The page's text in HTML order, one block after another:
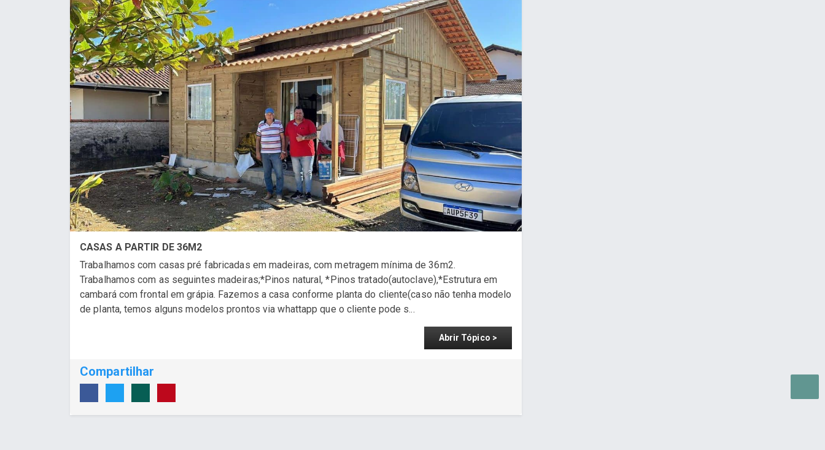
CASAS A PARTIR DE 36M2
Trabalhamos com casas pré fabricadas em madeiras, com metragem mínima de 36m2.
Trabalhamos com as seguintes madeiras;*Pinos natural, *Pinos tratado(autoclave),*Estrutura em
cambará com frontal em grápia. Fazemos a casa conforme planta do cliente(caso não tenha modelo
de planta, temos alguns modelos prontos via whattapp que o cliente pode s...
Abrir Tópico >
Compartilhar